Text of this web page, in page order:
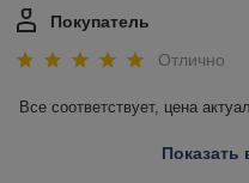
Покупатель
Отлично
Все соответствует, цена
Показать